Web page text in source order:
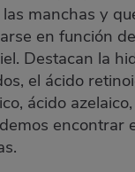
manchas y
en función
Destacan la
el ácido
ácido
encontrar